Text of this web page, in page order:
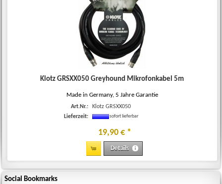
Klotz GRSXX050 Greyhound Mikrofonkabel 5m
Made in Germany, 5 Jahre Garantie
Art.Nr.:
Klotz GRSXX050
Lieferzeit:
sofort lieferbar
19,90 €*
Details
Social Bookmarks